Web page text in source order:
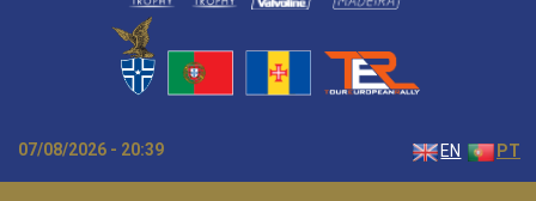
07/08/2026 - 20:39 EN PT